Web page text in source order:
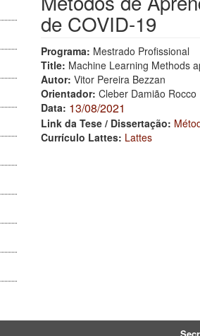
de COVID-19
Programa: Mestrado Profissional
Title: Machine Learning Methods
Autor: Vitor Pereira Bezzan
Orientador: Cleber Damião Rocco
Data: 13/08/2021
Link da Tese / Dissertação:
Currículo Lattes: Lattes